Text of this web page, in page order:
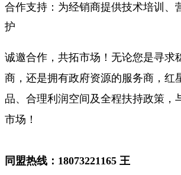
合作支持：为经销商提供技术培训、
护
诚邀合作，共拓市场！无论您是寻求
商，还是拥有政府资源的服务商，红
品、合理利润空间及全程扶持政策，
市场！
同盟热线：18073221165 王